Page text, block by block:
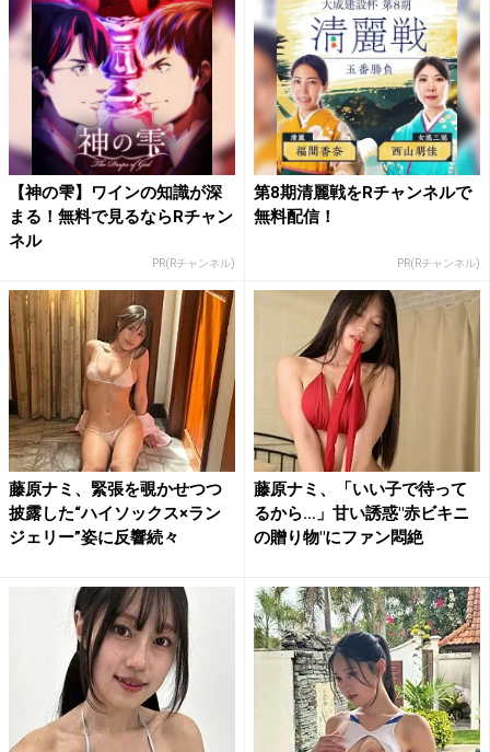
【神の雫】ワインの知識が深
まる！無料で見るならRチャン
ネル
PR(Rチャンネル)
第8期清麗戦をRチャンネルで
無料配信！
PR(Rチャンネル)
藤原ナミ、緊張を覗かせつつ
披露した“ハイソックス×ラン
ジェリー”姿に反響続々
藤原ナミ、「いい子で待って
るから…」甘い誘惑"赤ビキニ
の贈り物"にファン悶絶